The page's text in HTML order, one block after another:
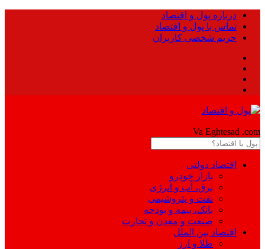
درباره پول و اقتصاد
تماس با پول و اقتصاد
حریم شخصی کاربران
Va Eghtesad .com
اقتصاد دولتی
بازار خودرو
برق، آب و انرژی
نفت و پتروشیمی
بانک، بیمه و بودجه
صنعت و معدن و تجارت
اقتصاد بین الملل
طلا و ارز